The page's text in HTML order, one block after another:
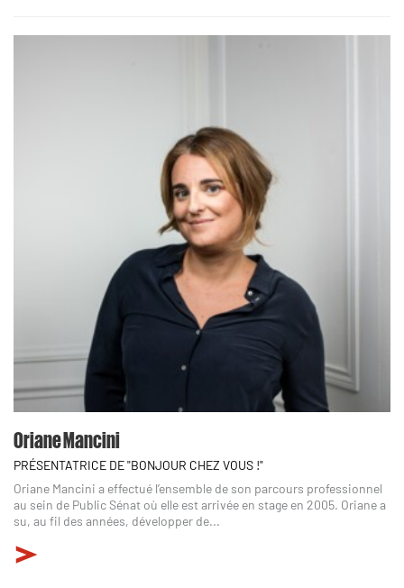
Oriane Mancini
PRÉSENTATRICE DE "BONJOUR CHEZ VOUS !"
Oriane Mancini a effectué l’ensemble de son parcours professionnel
au sein de Public Sénat où elle est arrivée en stage en 2005. Oriane a
su, au fil des années, développer de...